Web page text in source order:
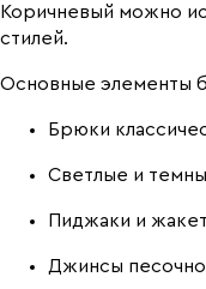
Коричневый можно
стилей.
Основные элементы
Брюки
Светлые и
Пиджаки и
Джинсы